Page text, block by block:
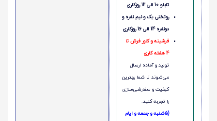
تابلو 10 الی 12 روزکاری
روتختی یک و نیم نفره و
دونفره 14 الی 16 روزکاری
فرشینه و کاور فرش تا
4 هفته کاری
تولید و آماده ارسال
می‌شوند تا شما بهترین
کیفیت و سفارشی‌سازی
را تجربه کنید.
(5شنبه و جمعه و ایام